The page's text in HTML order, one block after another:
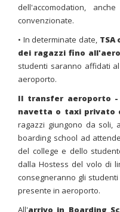
dell'accomodation,
convenzionate.
• In determinate date,
dei ragazzi fino
studenti saranno affidati
aeroporto.
Il transfer aeroporto
navetta o taxi privato
ragazzi giungono da soli,
boarding school ad
del college e dello
dalla Hostess del volo di
consegneranno gli
presente in aeroporto.
All'arrivo in Boarding